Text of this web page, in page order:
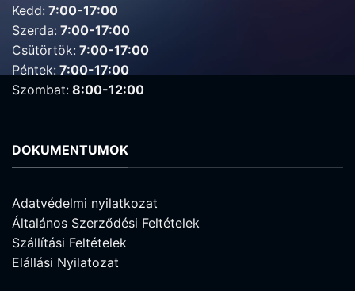
Kedd: 7:00-17:00
Szerda: 7:00-17:00
Csütörtök: 7:00-17:00
Péntek: 7:00-17:00
Szombat: 8:00-12:00
DOKUMENTUMOK
Adatvédelmi nyilatkozat
Általános Szerződési Feltételek
Szállítási Feltételek
Elállási Nyilatozat